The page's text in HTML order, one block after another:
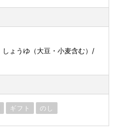
ょうゆ（大豆・小麦含む）/
ギフト のし